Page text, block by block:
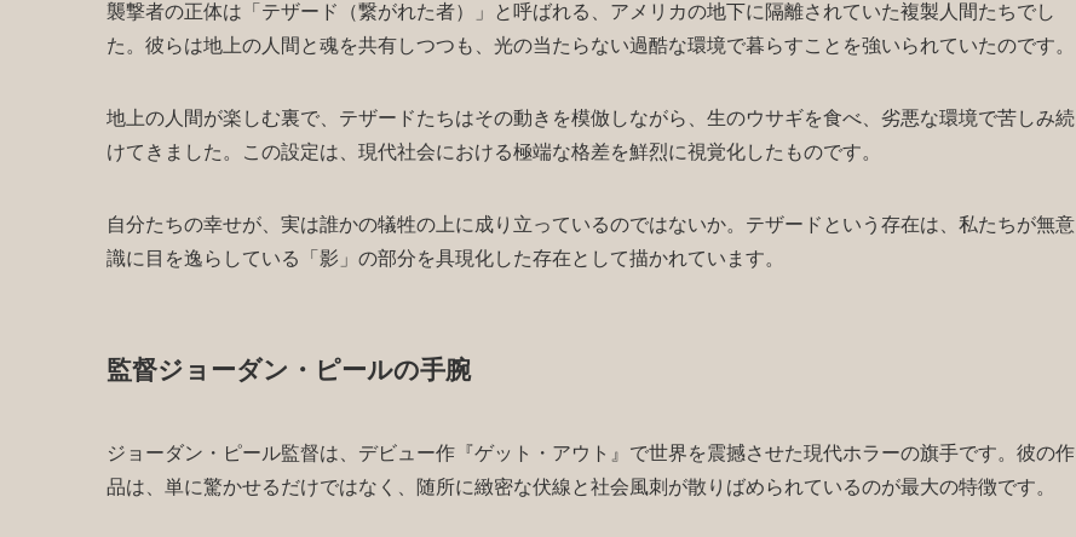
襲撃者の正体は「テザード（繋がれた者）」と呼ばれる、アメリカの地下に隔離されていた複製人間たちでし
た。彼らは地上の人間と魂を共有しつつも、光の当たらない過酷な環境で暮らすことを強いられていたのです。
地上の人間が楽しむ裏で、テザードたちはその動きを模倣しながら、生のウサギを食べ、劣悪な環境で苦しみ続
けてきました。この設定は、現代社会における極端な格差を鮮烈に視覚化したものです。
自分たちの幸せが、実は誰かの犠牲の上に成り立っているのではないか。テザードという存在は、私たちが無意
識に目を逸らしている「影」の部分を具現化した存在として描かれています。
監督ジョーダン・ピールの手腕
ジョーダン・ピール監督は、デビュー作『ゲット・アウト』で世界を震撼させた現代ホラーの旗手です。彼の作
品は、単に驚かせるだけではなく、随所に緻密な伏線と社会風刺が散りばめられているのが最大の特徴です。